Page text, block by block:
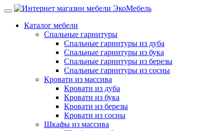
Каталог мебели
Спальные гарнитуры
Спальные гарнитуры из дуба
Спальные гарнитуры из бука
Спальные гарнитуры из березы
Спальные гарнитуры из сосны
Кровати из массива
Кровати из дуба
Кровати из бука
Кровати из березы
Кровати из сосны
Шкафы из массива